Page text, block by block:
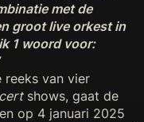
met de
groot live orkest in
1 woord voor:
reeks van vier
shows, gaat de
op 4 januari 2025